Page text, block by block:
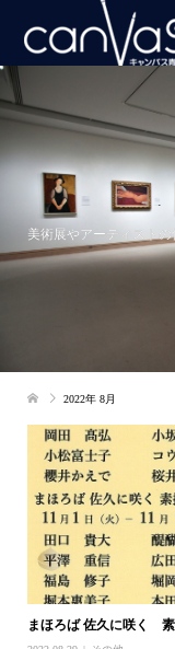
美術展やアーティスト
2022年 8月
まほろば 佐久に咲く 素